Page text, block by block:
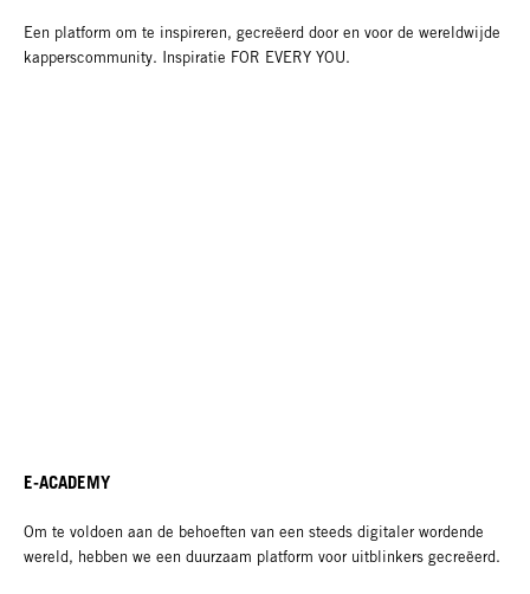
Een platform om te inspireren, gecreëerd door en voor de wereldwijde
kapperscommunity. Inspiratie FOR EVERY YOU.
E-ACADEMY
Om te voldoen aan de behoeften van een steeds digitaler wordende
wereld, hebben we een duurzaam platform voor uitblinkers gecreëerd.